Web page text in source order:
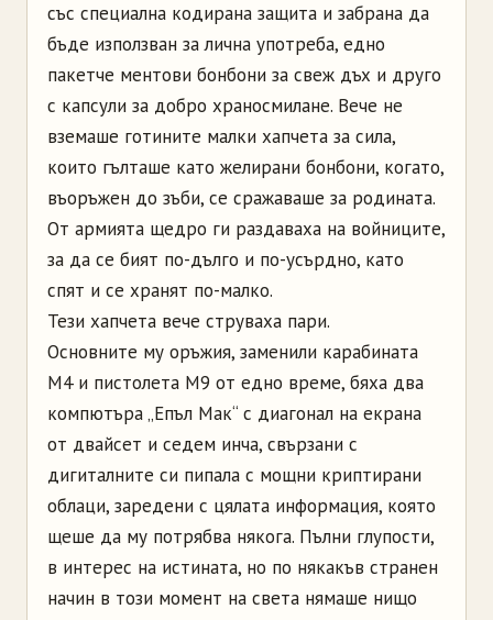
със специална кодирана защита и забрана да
бъде използван за лична употреба, едно
пакетче ментови бонбони за свеж дъх и друго
с капсули за добро храносмилане. Вече не
вземаше готините малки хапчета за сила,
които гълташе като желирани бонбони, когато,
въоръжен до зъби, се сражаваше за родината.
От армията щедро ги раздаваха на войниците,
за да се бият по-дълго и по-усърдно, като
спят и се хранят по-малко.
Тези хапчета вече струваха пари.
Основните му оръжия, заменили карабината
М4 и пистолета М9 от едно време, бяха два
компютъра „Епъл Мак“ с диагонал на екрана
от двайсет и седем инча, свързани с
дигиталните си пипала с мощни криптирани
облаци, заредени с цялата информация, която
щеше да му потрябва някога. Пълни глупости,
в интерес на истината, но по някакъв странен
начин в то­зи момент на света нямаше нищо